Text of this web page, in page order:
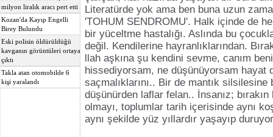
milyon liralık aracı pert etti
Kozan'da Kayıp Engelli
Birey Bulundu
Eski polisin öldürüldüğü
kavganın görüntüleri ortaya
çıktı
Takla atan otomobilde 6
kişi yaralandı
Literatürde yok ama ben buna uzun
'TOHUM SENDROMU'. Halk içinde de
bir yüceltme hastalığı. Aslında bu
değil. Kendilerine hayranlıklarından.
llah aşkına şu kendini sevme, canım
hissediyorsam, ne düşünüyorsam hayat
saçmalıklarını.. Bir de mantık
düşünürden laflar felan.. İnsanız;
olmayı, toplumlar tarih içerisinde aynı
aynı şekilde yüz yıllardır yaşayıp